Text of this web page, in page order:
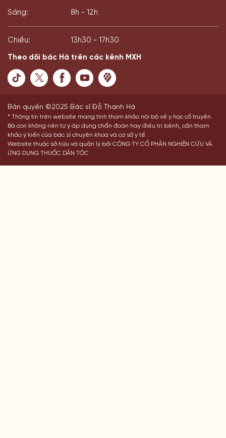
Sáng: 8h - 12h
Chiều: 13h30 - 17h30
Theo dõi bác Hà trên các kênh MXH
Bản quyền ©2025 Bác sĩ Đỗ Thanh Hà
* Thông tin trên website mang tính tham khảo nội bộ về y học cổ truyền.
Bà con không nên tự ý áp dụng chẩn đoán hay điều trị bệnh, cần tham
khảo ý kiến của bác sĩ chuyên khoa và cơ sở y tế.
Website thuộc sở hữu và quản lý bởi CÔNG TY CỔ PHẦN NGHIÊN CỨU VÀ
ỨNG DỤNG THUỐC DÂN TỘC